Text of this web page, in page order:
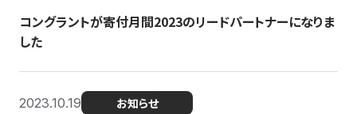
コングラントが寄付月間2023のリードパートナーになりま
した
2023.10.19 お知らせ